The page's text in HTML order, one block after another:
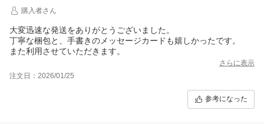
購入者さん
大変迅速な発送をありがとうございました。
丁寧な梱包と、手書きのメッセージカードも嬉しかったです。
また利用させていただきます。
さらに表示
注文日：2026/01/25
参考になった